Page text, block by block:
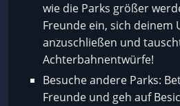
wie die Parks größer
Freunde ein, sich deinem
anzuschließen und
Achterbahnentwürfe!
Besuche andere Parks:
Freunde und geh auf